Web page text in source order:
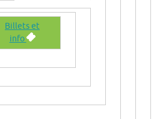
Billets et
info